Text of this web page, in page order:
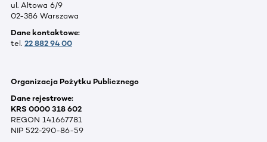
ul. Altowa 6/9
02-386 Warszawa
Dane kontaktowe:
tel. 22 882 94 00
Organizacja Pożytku Publicznego
Dane rejestrowe:
KRS 0000 318 602
REGON 141667781
NIP 522-290-86-59